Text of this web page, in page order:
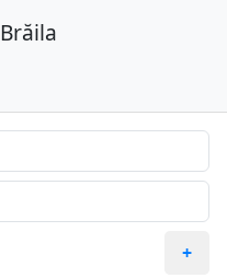
Brăila
+